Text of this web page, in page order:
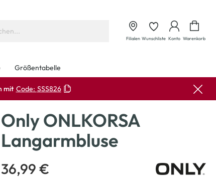
Filialen Wunschliste Konto Warenkorb
Größentabelle
mit Code: SSS826
Only ONLKORSA
Langarmbluse
36,99 €